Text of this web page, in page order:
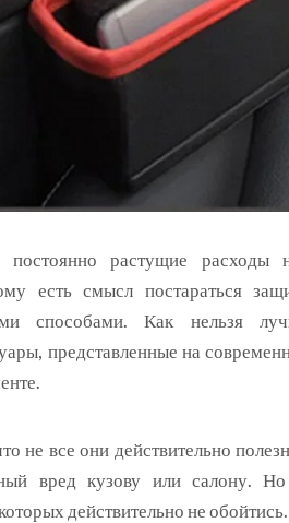
постоянно растущие
есть смысл постараться
способами.Как нельзя
представленные на
не все они действительно
вред кузову или салону.
действительно не обойтись.